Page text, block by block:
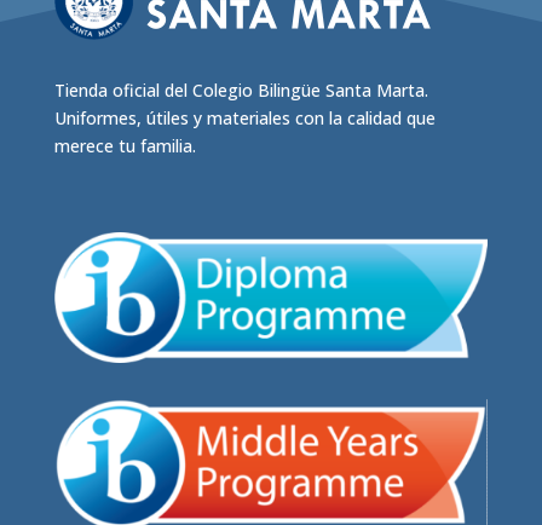
Tienda oficial del Colegio Bilingüe Santa Marta.
Uniformes, útiles y materiales con la calidad que
merece tu familia.